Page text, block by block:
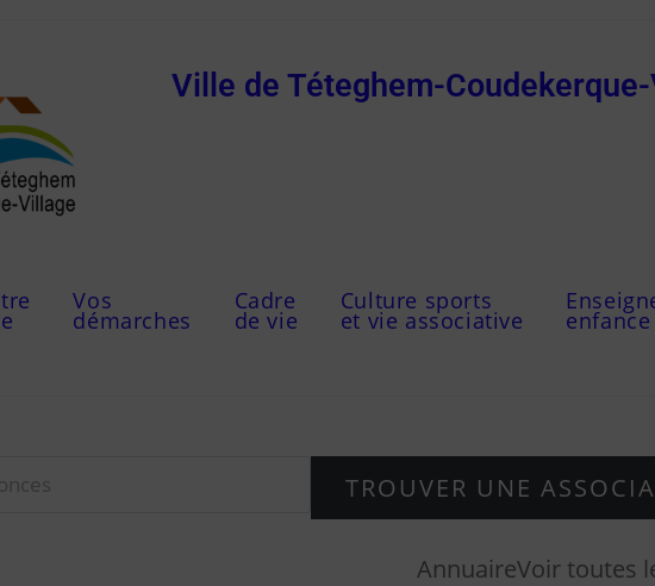
Ville de Téteghem-
Vos
démarches
Cadre
de vie
Culture sports
et vie associative
AnnuaireVoir toutes